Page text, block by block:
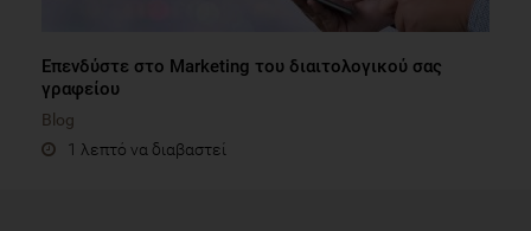
Επενδύστε στο Marketing του διαιτολογικού σας
γραφείου
Blog
1 λεπτό να διαβαστεί